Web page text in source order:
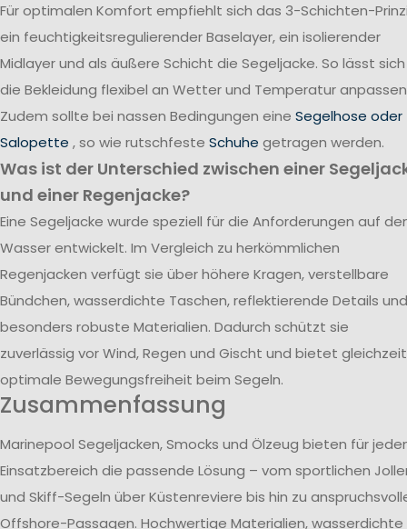
Für optimalen Komfort empfiehlt sich das 3-Schichten-
ein feuchtigkeitsregulierender Baselayer, ein isolierender
Midlayer und als äußere Schicht die Segeljacke. So lässt sich
die Bekleidung flexibel an Wetter und Temperatur
Zudem sollte bei nassen Bedingungen eine Segelhose oder
Salopette , so wie rutschfeste Schuhe getragen werden.
Was ist der Unterschied zwischen einer
und einer Regenjacke?
Eine Segeljacke wurde speziell für die Anforderungen auf
Wasser entwickelt. Im Vergleich zu herkömmlichen
Regenjacken verfügt sie über höhere Kragen, verstellbare
Bündchen, wasserdichte Taschen, reflektierende Details und
besonders robuste Materialien. Dadurch schützt sie
zuverlässig vor Wind, Regen und Gischt und bietet
optimale Bewegungsfreiheit beim Segeln.
Zusammenfassung
Marinepool Segeljacken, Smocks und Ölzeug bieten für
Einsatzbereich die passende Lösung – vom sportlichen
und Skiff-Segeln über Küstenreviere bis hin zu
Offshore-Passagen. Hochwertige Materialien, wasserdichte